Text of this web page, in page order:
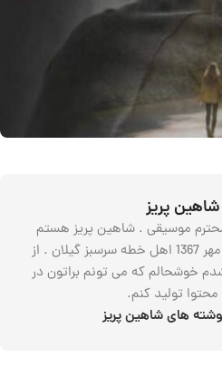
شاهین پریز
موسیقی . شاهین پریز هستم
نوازنده و مدرس گیتار متولد مهر 1367 اهل خطه سرسبز گیلان . از
شدم خوشحالم که می تونم براتون در
محتوا تولید کنم.
های شاهین پریز